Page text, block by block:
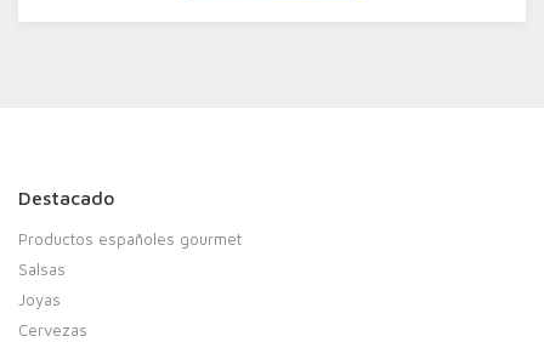
Destacado
Productos españoles gourmet
Salsas
Joyas
Cervezas